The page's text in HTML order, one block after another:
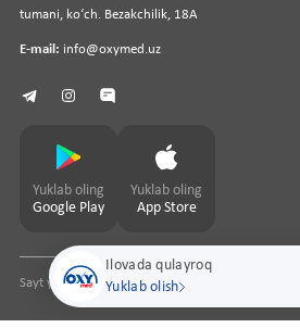
Ilovada qulayroq
Yuklab olish
tumani, koʻch. Bezakchilik, 18A
E-mail: info@oxymed.uz
Yuklab oling
Google Play
Yuklab oling
App Store
Sayt yaratuvchipharmit.uz